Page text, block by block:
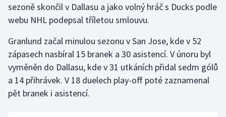
sezoně skončil v Dallasu a jako volný hráč s Ducks podle
webu NHL podepsal tříletou smlouvu.
Granlund začal minulou sezonu v San Jose, kde v 52
zápasech nasbíral 15 branek a 30 asistencí. V únoru byl
vyměněn do Dallasu, kde v 31 utkáních přidal sedm gólů
a 14 přihrávek. V 18 duelech play-off poté zaznamenal
pět branek i asistencí.